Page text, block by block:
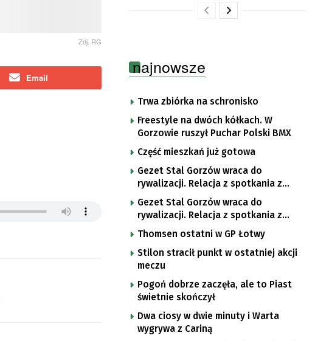
Zdj. RG
Email
najnowsze
Trwa zbiórka na schronisko
Freestyle na dwóch kółkach. W
Gorzowie ruszył Puchar Polski BMX
Część mieszkań już gotowa
Gezet Stal Gorzów wraca do
rywalizacji. Relacja z spotkania z
częstochowskimi lwami u nas!
Gezet Stal Gorzów wraca do
rywalizacji. Relacja z spotkania z
częstochowskimi lwami u nas!
Thomsen ostatni w GP Łotwy
Stilon stracił punkt w ostatniej akcji
meczu
Pogoń dobrze zaczęła, ale to Piast
świetnie skończył
Dwa ciosy w dwie minuty i Warta
wygrywa z Cariną